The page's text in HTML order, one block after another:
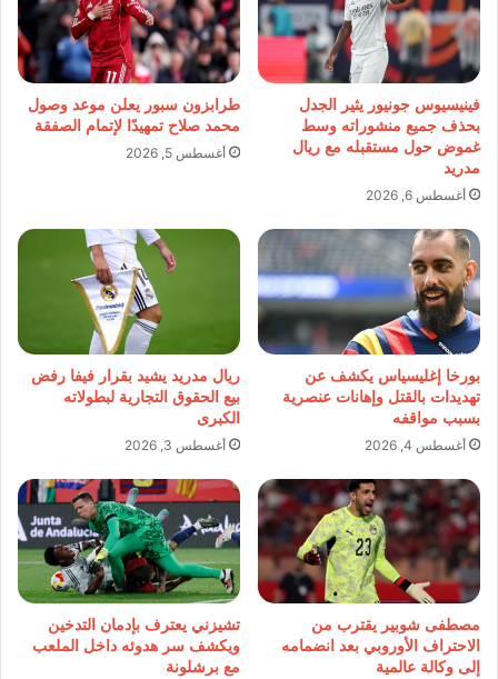
فينيسيوس جونيور يثير الجدل
بحذف جميع منشوراته وسط
غموض حول مستقبله مع ريال
مدريد
أغسطس 6, 2026
طرابزون سبور يعلن موعد وصول
محمد صلاح تمهيدًا لإتمام الصفقة
أغسطس 5, 2026
بورخا إغليسياس يكشف عن
تهديدات بالقتل وإهانات عنصرية
بسبب مواقفه
أغسطس 4, 2026
ريال مدريد يشيد بقرار فيفا رفض
بيع الحقوق التجارية لبطولاته
الكبرى
أغسطس 3, 2026
مصطفى شوبير يقترب من
الاحتراف الأوروبي بعد انضمامه
إلى وكالة عالمية
تشيزني يعترف بإدمان التدخين
ويكشف سر هدوئه داخل الملعب
مع برشلونة